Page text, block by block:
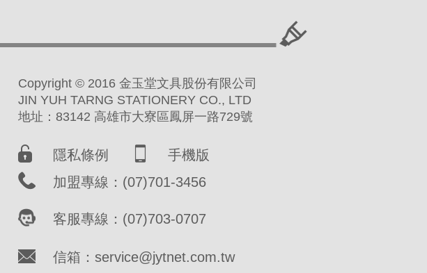
Copyright © 2016 金玉堂文具股份有限公司
JIN YUH TARNG STATIONERY CO., LTD
地址：83142 高雄市大寮區鳳屏一路729號
隱私條例
手機版
加盟專線：(07)701-3456
客服專線：(07)703-0707
信箱：service@jytnet.com.tw